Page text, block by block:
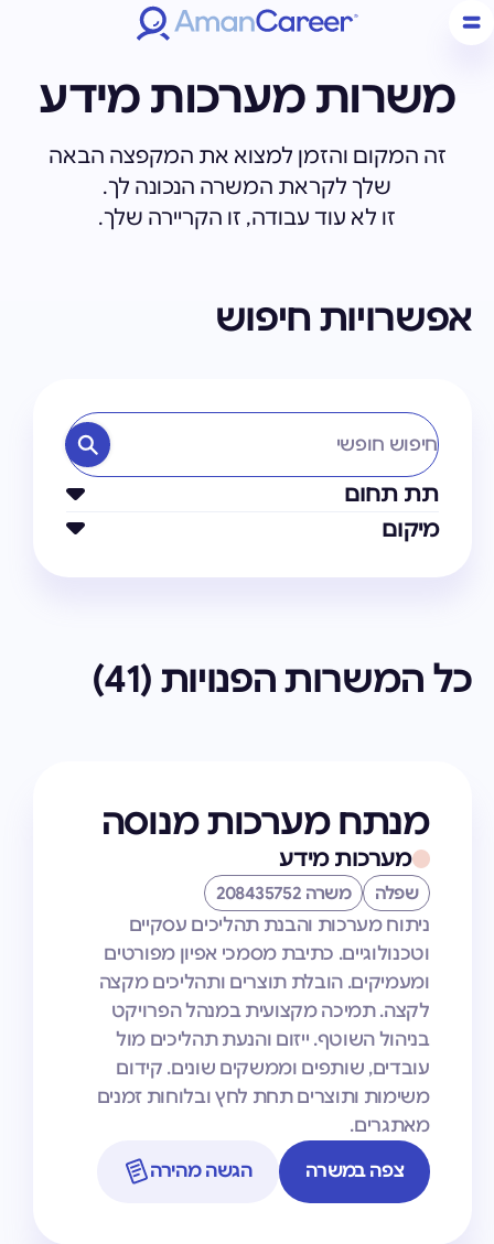
משרות מערכות מידע
זה המקום והזמן למצוא את המקפצה הבאה
שלך לקראת המשרה הנכונה לך.
זו לא עוד עבודה, זו הקריירה שלך.
אפשרויות חיפוש
חיפוש חופשי
תת תחום
מיקום
כל המשרות הפנויות (41
)
מנתח מערכות מנוסה
מערכות מידע
שפלה משרה 208435752
ניתוח מערכות והבנת תהליכים עסקיים
וטכנולוגיים. כתיבת מסמכי אפיון מפורטים
ומעמיקים. הובלת תוצרים ותהליכים מקצה
לקצה. תמיכה מקצועית במנהל הפרויקט
בניהול השוטף. ייזום והנעת תהליכים מול
עובדים, שותפים וממשקים שונים. קידום
משימות ותוצרים תחת לחץ ובלוחות זמנים
מאתגרים.
צפה במשרה
הגשה מהירה